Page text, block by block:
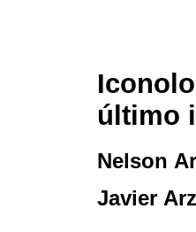
último
Nelson
Javier